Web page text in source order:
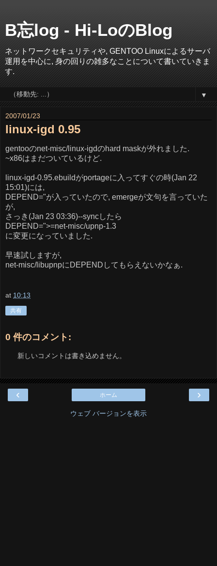
B忘log - Hi-LoのBlog
ネットワークセキュリティや, GENTOO Linuxによるサーバ
運用を中心に, 身の回りの雑多なことについて書いていきま
す.
▼
2007/01/23
linux-igd 0.95
gentooのnet-misc/linux-igdのhard maskが外れました.
~x86はまだついているけど.
linux-igd-0.95.ebuildがportageに入ってすぐの時(Jan 22
15:01)には,
DEPEND="が入っていたので, emergeが文句を言っていた
が,
さっき(Jan 23 03:36)--syncしたら
DEPEND=">=net-misc/upnp-1.3
に変更になっていました.
早速試しますが,
net-misc/libupnpにDEPENDしてもらえないかなぁ.
at 10:13
共有
0 件のコメント:
新しいコメントは書き込めません。
‹ ›
ホーム
ウェブ バージョンを表示